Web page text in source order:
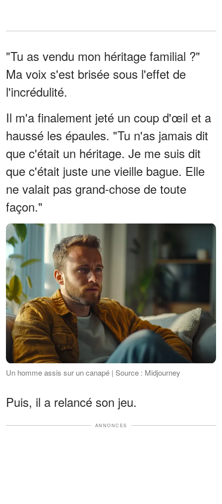
"Tu as vendu mon héritage familial ?"
Ma voix s'est brisée sous l'effet de
l'incrédulité.
Il m'a finalement jeté un coup d'œil et a
haussé les épaules. "Tu n'as jamais dit
que c'était un héritage. Je me suis dit
que c'était juste une vieille bague. Elle
ne valait pas grand-chose de toute
façon."
Un homme assis sur un canapé | Source : Midjourney
Puis, il a relancé son jeu.
ANNONCES